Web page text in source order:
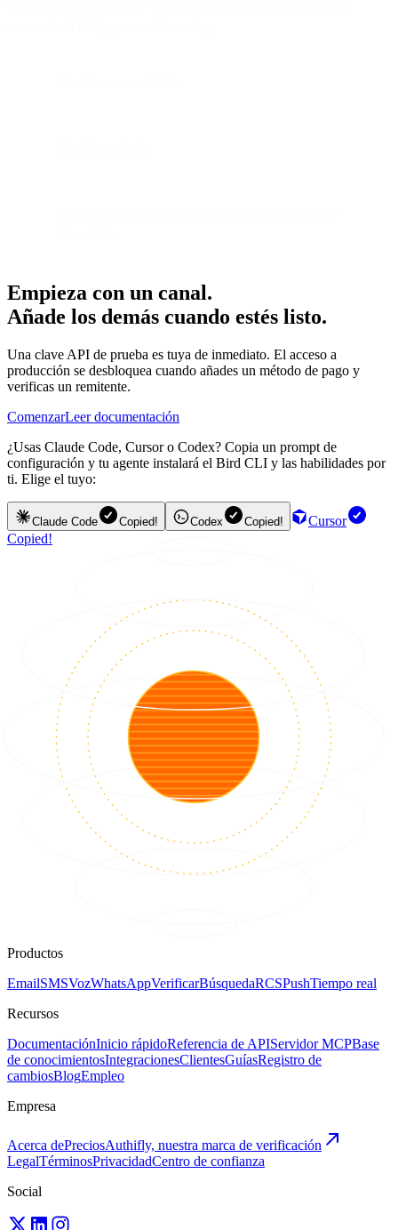
Empieza con un canal.
Añade los demás cuando estés listo.
Una clave API de prueba es tuya de inmediato. El acceso a
producción se desbloquea cuando añades un método de pago y
verificas un remitente.
ComenzarLeer documentación
¿Usas Claude Code, Cursor o Codex? Copia un prompt de
configuración y tu agente instalará el Bird CLI y las habilidades por
ti. Elige el tuyo:
Claude Code Copied! Codex Copied!
Cursor
Copied!
Productos
EmailSMSVozWhatsAppVerificarBúsquedaRCSPushTiempo real
Recursos
DocumentaciónInicio rápidoReferencia de APIServidor MCPBase
de conocimientosIntegracionesClientesGuíasRegistro de
cambiosBlogEmpleo
Empresa
Acerca dePreciosAuthifly, nuestra marca de verificación
LegalTérminosPrivacidadCentro de confianza
Social